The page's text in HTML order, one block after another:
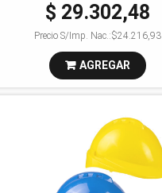
$ 29.302,48
Precio S/Imp. Nac.:$24.216,93
AGREGAR